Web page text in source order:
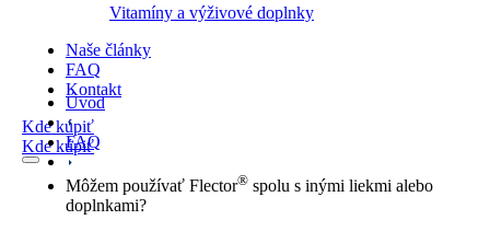
Vitamíny a výživové doplnky
Naše články
FAQ
Kontakt
Kde kúpiť
Kde kúpiť
Úvod
FAQ
Môžem používať Flector® spolu s inými liekmi alebo
doplnkami?